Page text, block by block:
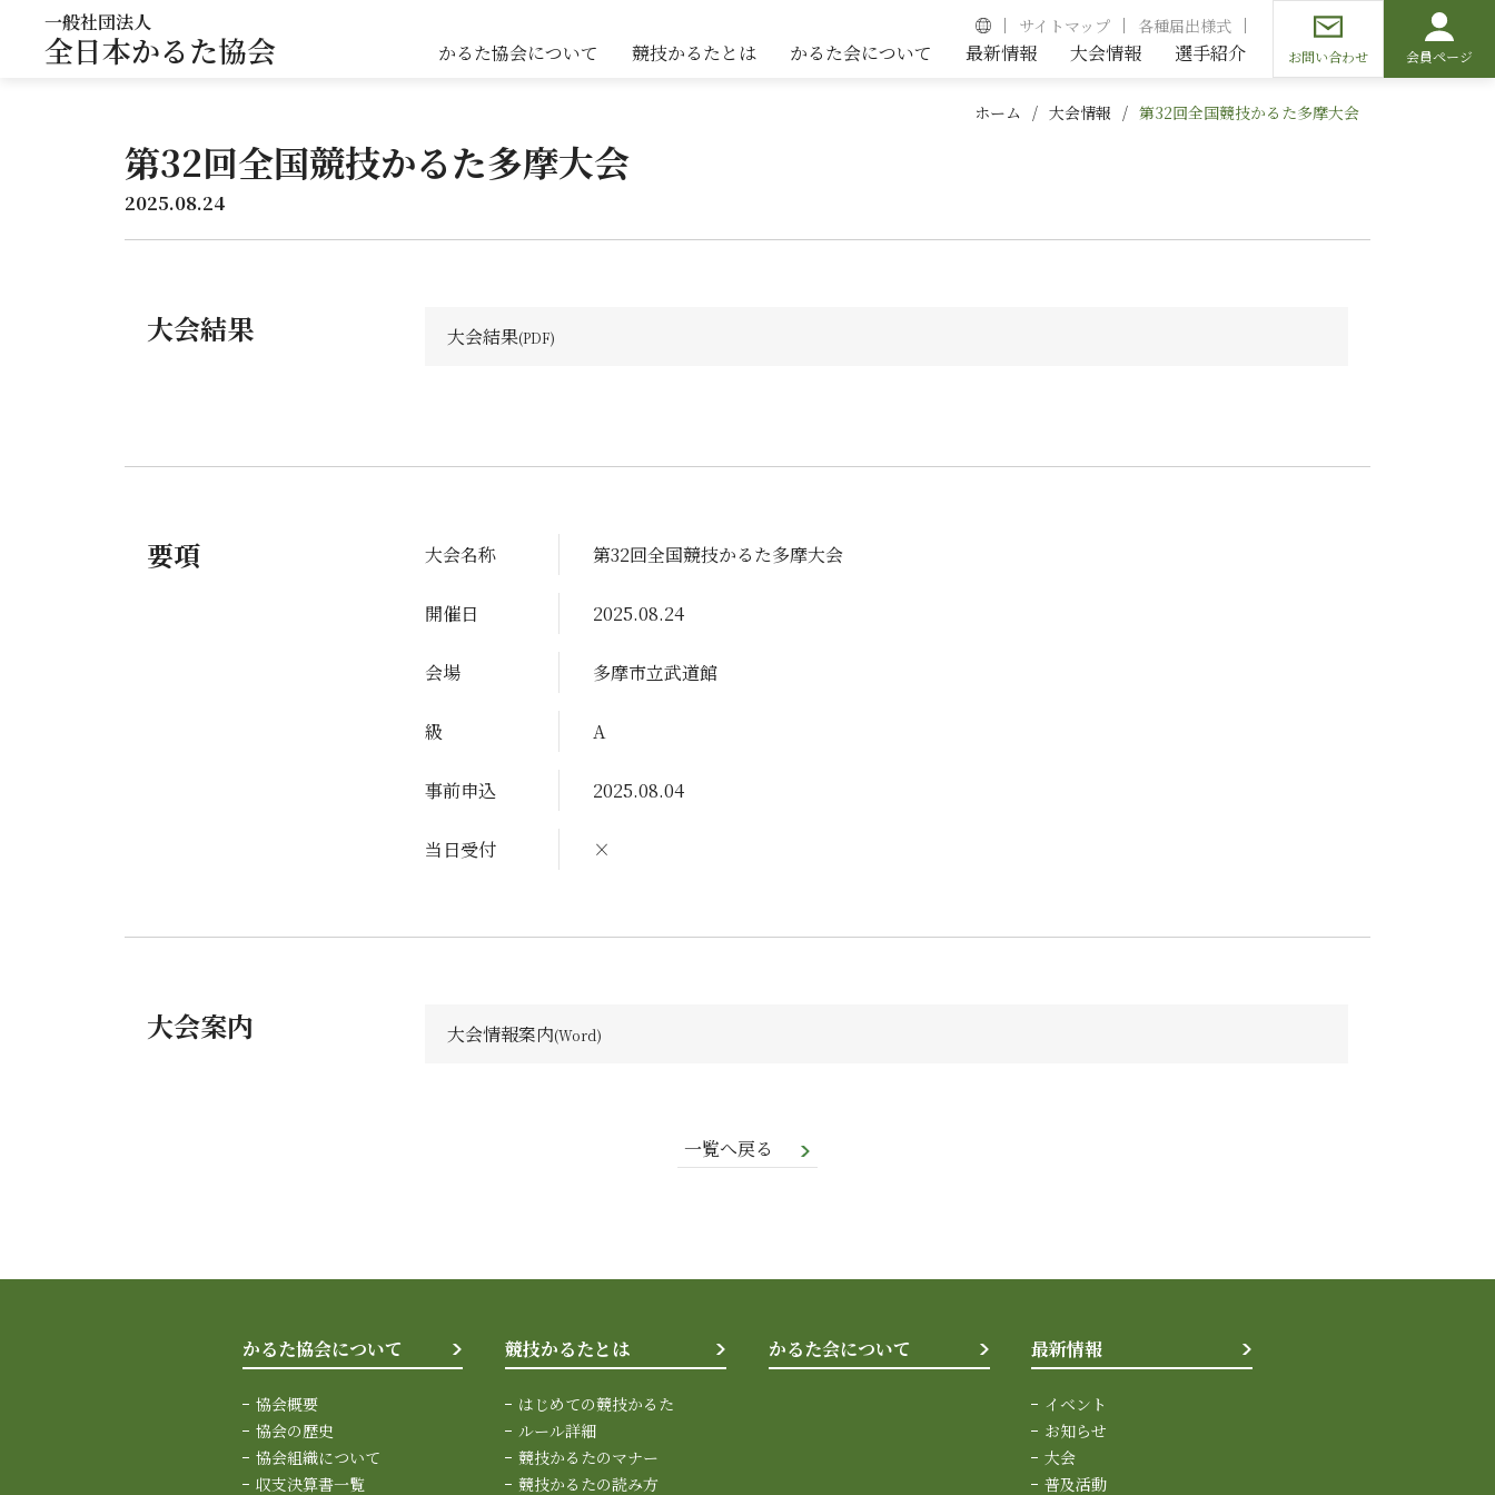
一般社団法人
全日本かるた協会
サイトマップ 各種届出様式
かるた協会について 競技かるたとは かるた会について 最新情報 大会情報 選手紹介 お問い合わせ 会員ページ
ホーム 大会情報 第32回全国競技かるた多摩大会
第32回全国競技かるた多摩大会
2025.08.24
大会結果 大会結果
要項 大会名称 第32回全国競技かるた多摩大会
開催日 2025.08.24
会場 多摩市立武道館
級 A
事前申込 2025.08.04
当日受付 ×
大会案内 大会情報案内
一覧へ戻る
かるた協会について
協会概要
協会の歴史
協会組織について
収支決算書一覧
競技かるたとは
はじめての競技かるた
ルール詳細
競技かるたのマナー
競技かるたの読み方
かるた会について 最新情報
イベント
お知らせ
大会
普及活動